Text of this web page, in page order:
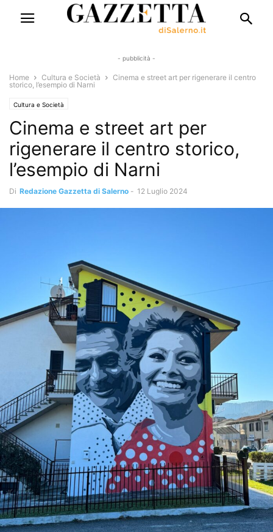
- pubblicità -
Home Cultura e Società
Cinema e street art per rigenerare il centro
storico, l’esempio di Narni
Cultura e Società
Cinema e street art per
rigenerare il centro storico,
l’esempio di Narni
Di Redazione Gazzetta di Salerno - 12 Luglio 2024